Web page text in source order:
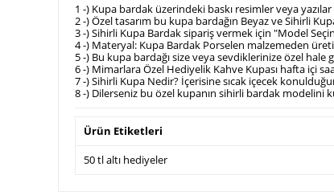
1 -) Kupa bardak üzerindeki baskı resimler veya
2 -) Özel tasarım bu kupa bardağın Beyaz ve Sihirli
3 -) Sihirli Kupa Bardak sipariş vermek için "Model
4 -) Materyal: Kupa Bardak Porselen malzemeden
5 -) Bu kupa bardağı size veya sevdiklerinize özel hale
6 -) Mimarlara Özel Hediyelik Kahve Kupası hafta içi
7 -) Sihirli Kupa Nedir? İçerisine sıcak içecek
8 -) Dilerseniz bu özel kupanın sihirli bardak modelini
Ürün Etiketleri
50 tl altı hediyeler